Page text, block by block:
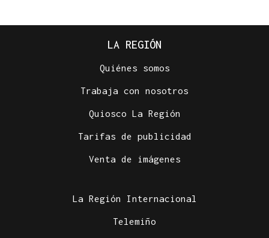
LA REGIÓN
Quiénes somos
Trabaja con nosotros
Quiosco La Región
Tarifas de publicidad
Venta de imágenes
La Región Internacional
Telemiño